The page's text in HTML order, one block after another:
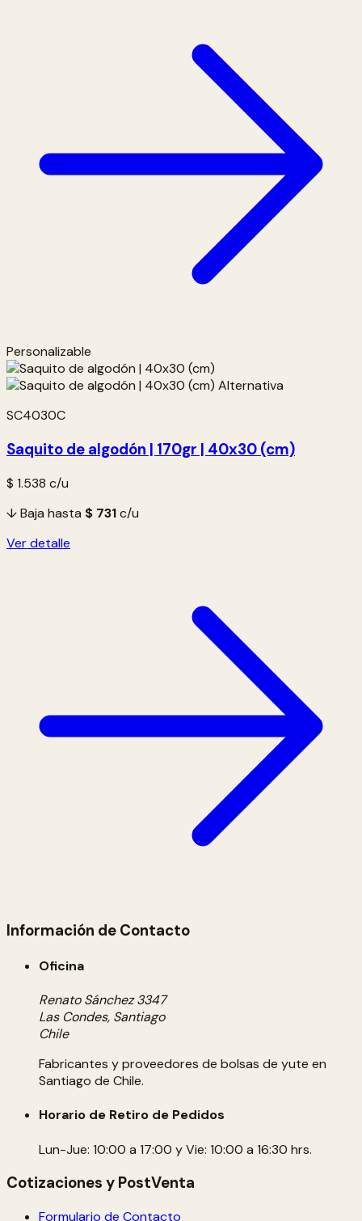
Personalizable
SC4030C
Saquito de algodón | 170gr | 40x30 (cm)
$ 1.538 c/u
↓ Baja hasta $ 731c/u
Ver detalle
Información de Contacto
Oficina
Renato Sánchez 3347
Las Condes, Santiago
Chile
Fabricantes y proveedores de bolsas de yute en
Santiago de Chile.
Horario de Retiro de Pedidos
Lun-Jue: 10:00 a 17:00 y Vie: 10:00 a 16:30 hrs.
Cotizaciones y PostVenta
Formulario de Contacto